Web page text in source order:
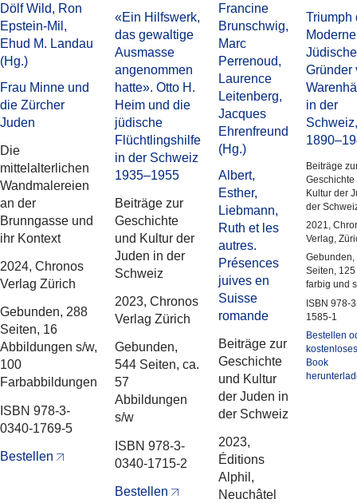
Dölf Wild, Ron
Epstein-Mil,
Ehud M. Landau
(Hg.)
Frau Minne und
die Zürcher
Juden
Die
mittelalterlichen
Wandmalereien
an der
Brunngasse und
ihr Kontext
2024, Chronos
Verlag Zürich
Gebunden, 288
Seiten, 16
Abbildungen s/w,
100
Farbabbildungen
ISBN 978-3-
0340-1769-5
Bestellen
«Ein Hilfswerk,
das gewaltige
Ausmasse
angenommen
hatte». Otto H.
Heim und die
jüdische
Flüchtlingshilfe
in der Schweiz
1935–1955
Beiträge zur
Geschichte
und Kultur der
Juden in der
Schweiz
2023, Chronos
Verlag Zürich
Gebunden,
544 Seiten, ca.
57
Abbildungen
s/w
ISBN 978-3-
0340-1715-2
Bestellen
Francine
Brunschwig,
Marc
Perrenoud,
Laurence
Leitenberg,
Jacques
Ehrenfreund
(Hg.)
Albert,
Esther,
Liebmann,
Ruth et les
autres.
Présences
juives en
Suisse
romande
Beiträge zur
Geschichte
und Kultur
der Juden in
der Schweiz
2023,
Éditions
Alphil,
Neuchâtel
Triumph
Jüdische
Gründer
in der
Schweiz,
Beiträge
Geschichte
Kultur der
der
2021,
Verlag,
Gebunden,
Seiten, 125
farbig und
ISBN 978-
1585-1
Bestellen
Book